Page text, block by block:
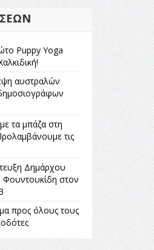
Puppy Yoga
αυστραλών
τα μπάζα στη
τις
Δημάρχου
Φουντουκίδη στον
προς όλους τους
ένας